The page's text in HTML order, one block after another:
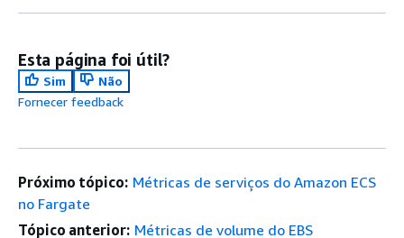
Esta página foi útil?
Sim
Não
Fornecer feedback
Próximo tópico: Métricas de serviços do Amazon ECS
no Fargate
Tópico anterior: Métricas de volume do EBS